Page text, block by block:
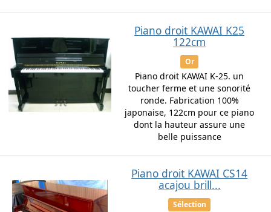
Piano droit KAWAI K25
122cm
Or
Piano droit KAWAI K-25. un
toucher ferme et une sonorité
ronde. Fabrication 100%
japonaise, 122cm pour ce piano
dont la hauteur assure une
belle puissance
Piano droit KAWAI CS14
acajou brill...
Sélection